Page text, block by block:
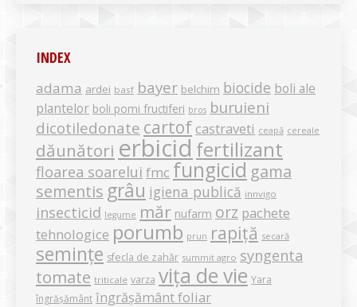
INDEX
adama ardei basf bayer belchim biocide boli ale
plantelor boli pomi fructiferi bros buruieni
dicotiledonate cartof castraveti ceapă cereale
dăunători erbicid fertilizant
floarea soarelui fmc fungicid gama
sementis grâu igiena publică innvigo
insecticid legume măr nufarm orz pachete
tehnologice porumb prun rapiță secară
semințe sfecla de zahăr summit agro syngenta
tomate triticale varza vița de vie Yara
îngrășământ îngrășământ foliar